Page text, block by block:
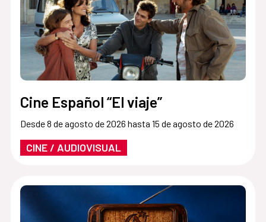
Cine Español “El viaje”
Desde 8 de agosto de 2026 hasta 15 de agosto de 2026
CINE / AUDIOVISUAL